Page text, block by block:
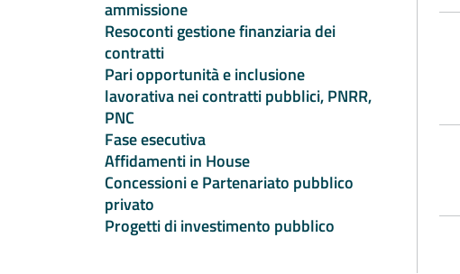
ammissione
Resoconti gestione finanziaria dei
contratti
Pari opportunità e inclusione
lavorativa nei contratti pubblici, PNRR,
PNC
Fase esecutiva
Affidamenti in House
Concessioni e Partenariato pubblico
privato
Progetti di investimento pubblico